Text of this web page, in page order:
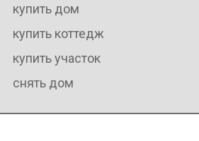
купить дом
купить коттедж
купить участок
снять дом